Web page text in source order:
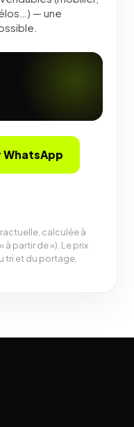
— une
WhatsApp
calculée à
partir de »). Le prix
tri et du portage,